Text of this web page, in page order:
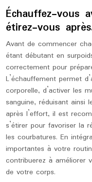
Échauffez-vous
étirez-vous
Avant de commencer
étant débutant en
correctement pour
L’échauffement permet
corporelle, d’activer les
sanguine, réduisant ainsi
après l’effort, il est
s’étirer pour favoriser la
les courbatures. En
importantes à votre
contribuerez à améliorer
de votre corps.